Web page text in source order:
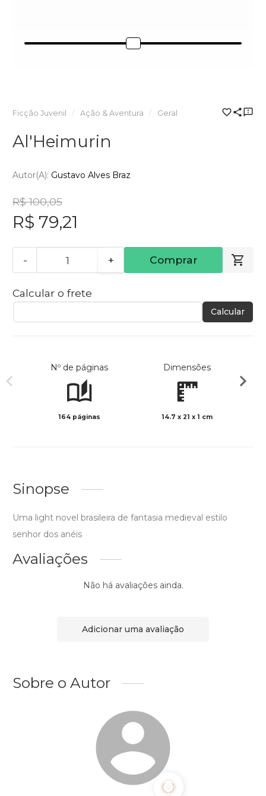
Ficção Juvenil Ação & Aventura Geral
Al'Heimurin
Autor(a): Gustavo Alves Braz
R$ 100,05
R$ 79,21
- + Comprar
Calcular o frete
Calcular
Nº de páginas
164 páginas
Dimensões
14.7 x 21 x 1 cm
Sinopse
Uma light novel brasileira de fantasia medieval estilo
senhor dos anéis
Avaliações
Não há avaliações ainda.
Adicionar uma avaliação
Sobre o Autor